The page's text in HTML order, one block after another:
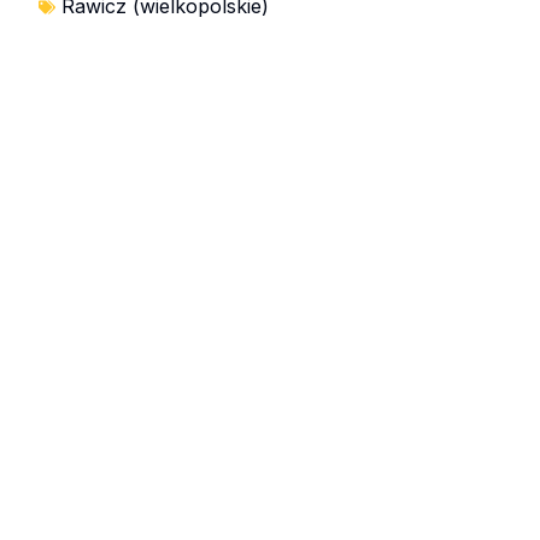
Rawicz (wielkopolskie)